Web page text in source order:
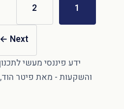
1
2
Next
←